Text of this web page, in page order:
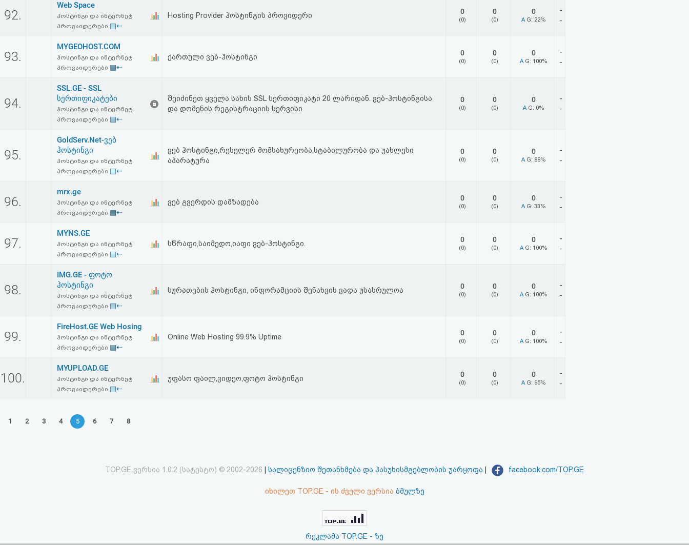
92.
Web Space
ჰოსტინგი და ინტერნეტ
პროვაიდერები ▤⇠
Hosting Provider ჰოსტინგის პროვიდერი 0
(0)
0
(0)
0
A G: 22%
-
-
93.
MYGEOHOST.COM
ჰოსტინგი და ინტერნეტ
პროვაიდერები ▤⇠
ქართული ვებ-ჰოსტინგი 0
(0)
0
(0)
0
A G: 100%
-
-
94.
SSL.GE - SSL
სერთიფიკატები
ჰოსტინგი და ინტერნეტ
პროვაიდერები ▤⇠
შეიძინეთ ყველა სახის SSL სერთიფიკატი 20 ლარიდან. ვებ-ჰოსტინგისა
და დომენის რეგისტრაციის სერვისი
0
(0)
0
(0)
0
A G: 0%
-
-
95.
GoldServ.Net-ვებ
ჰოსტინგი
ჰოსტინგი და ინტერნეტ
პროვაიდერები ▤⇠
ვებ ჰოსტინგი,რესელერ მომსახურეობა,სტაბილურობა და უახლესი
აპარატურა
0
(0)
0
(0)
0
A G: 88%
-
-
96.
mrx.ge
ჰოსტინგი და ინტერნეტ
პროვაიდერები ▤⇠
ვებ გვერდის დამზადება 0
(0)
0
(0)
0
A G: 33%
-
-
97.
MYNS.GE
ჰოსტინგი და ინტერნეტ
პროვაიდერები ▤⇠
სწრაფი,საიმედო,იაფი ვებ-ჰოსტინგი. 0
(0)
0
(0)
0
A G: 100%
-
-
98.
IMG.GE - ფოტო
ჰოსტინგი
ჰოსტინგი და ინტერნეტ
პროვაიდერები ▤⇠
სურათების ჰოსტინგი, ინფორამციის შენახვის ვადა უსასრულოა 0
(0)
0
(0)
0
A G: 100%
-
-
99.
FireHost.GE Web Hosing
ჰოსტინგი და ინტერნეტ
პროვაიდერები ▤⇠
Online Web Hosting 99.9% Uptime 0
(0)
0
(0)
0
A G: 100%
-
-
100.
MYUPLOAD.GE
ჰოსტინგი და ინტერნეტ
პროვაიდერები ▤⇠
უფასო ფაილ,ვიდეო,ფოტო ჰოსტინგი 0
(0)
0
(0)
0
A G: 95%
-
-
1 2 3 4 5 6 7 8
TOP.GE ვერსია 1.0.2 (სატესტო) © 2002-2026 სალიცენზიო შეთანხმება და პასუხისმგებლობის უარყოფა facebook.com/TOP.GE
იხილეთ TOP.GE - ის ძველი ვერსია ბმულზე
რეკლამა TOP.GE - ზე